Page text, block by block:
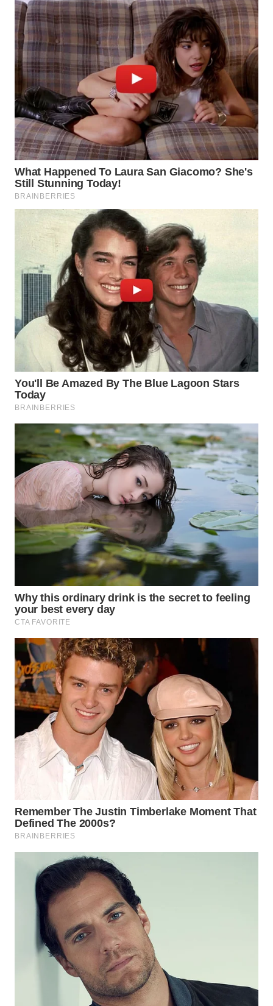
SUMEDANG
WN
CIANJUR
WN
KEPULAUAN
SERIBU
WN
TANGERANG
WN
BINJAI
WN
CIREBON
WN
INDRAMAYU
WN
KUNINGAN
WN
MAJALENGKA
WN
SUBANG
WN
SUKABUMI
WN
PURWAKARTA
WN
WN
SEMARANG
WN
SOLO
WN
BOROBUDUR
WN
MADURA
SURABAYA
WN
WN
BINTAN
WN
MANDALIKA